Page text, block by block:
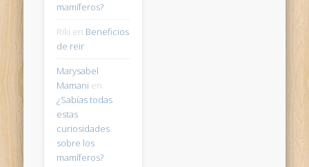
mamíferos?
Riki en Beneficios
de reir
Marysabel
Mamani en
¿Sabías todas
estas
curiosidades
sobre los
mamíferos?